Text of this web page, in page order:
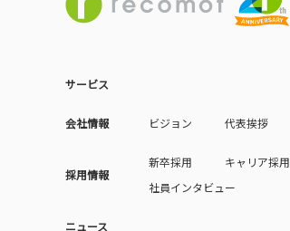
サービス
会社情報 ビジョン 代表挨拶
採用情報
新卒採用 キャリア採用
社員インタビュー
ニュース